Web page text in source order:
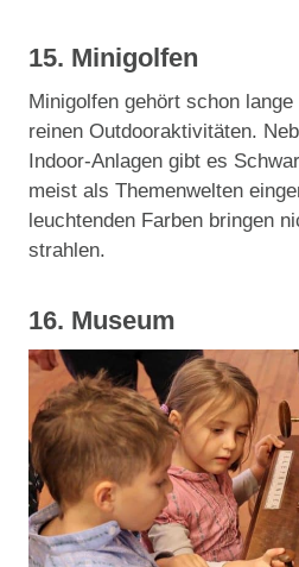
15. Minigolfen
Minigolfen gehört schon
reinen Outdooraktivitäten.
Indoor-Anlagen gibt es
meist als Themenwelten
leuchtenden Farben bringen
strahlen.
16. Museum